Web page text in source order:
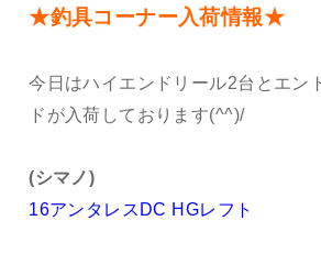
★釣具コーナー入荷情報★
今日はハイエンドリール2台とエン
ドが入荷しております(^^)/
(シマノ)
16アンタレスDC HGレフト